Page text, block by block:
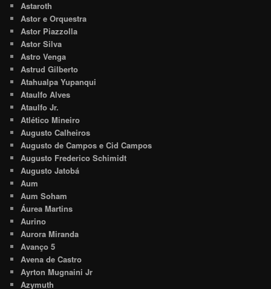
Astaroth
Astor e Orquestra
Astor Piazzolla
Astor Silva
Astro Venga
Astrud Gilberto
Atahualpa Yupanqui
Ataulfo Alves
Ataulfo Jr.
Atlético Mineiro
Augusto Calheiros
Augusto de Campos e Cid Campos
Augusto Frederico Schimidt
Augusto Jatobá
Aum
Aum Soham
Áurea Martins
Aurino
Aurora Miranda
Avanço 5
Avena de Castro
Ayrton Mugnaini Jr
Azymuth